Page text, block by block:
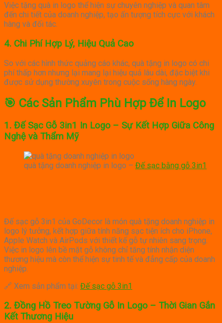
Việc tặng quà in logo thể hiện sự chuyên nghiệp và quan tâm
đến chi tiết của doanh nghiệp, tạo ấn tượng tích cực với khách
hàng và đối tác.
4. Chi Phí Hợp Lý, Hiệu Quả Cao
So với các hình thức quảng cáo khác, quà tặng in logo có chi
phí thấp hơn nhưng lại mang lại hiệu quả lâu dài, đặc biệt khi
được sử dụng thường xuyên trong cuộc sống hàng ngày.
🎯 Các Sản Phẩm Phù Hợp Để In Logo
1. Đế Sạc Gỗ 3in1 In Logo – Sự Kết Hợp Giữa Công
Nghệ và Thẩm Mỹ
quà tặng doanh nghiệp in logo – Đế sạc bằng gỗ 3in1
Đế sạc gỗ 3in1 của GoDecor là món quà tặng doanh nghiệp in
logo lý tưởng, kết hợp giữa tính năng sạc tiện ích cho iPhone,
Apple Watch và AirPods với thiết kế gỗ tự nhiên sang trọng.
Việc in logo lên bề mặt gỗ không chỉ tăng tính nhận diện
thương hiệu mà còn thể hiện sự tinh tế và đẳng cấp của doanh
nghiệp.
🔗 Xem sản phẩm tại: Đế sạc gỗ 3in1
2. Đồng Hồ Treo Tường Gỗ In Logo – Thời Gian Gắn
Kết Thương Hiệu